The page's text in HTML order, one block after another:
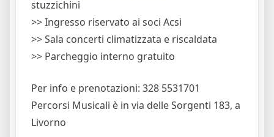
stuzzichini
>> Ingresso riservato ai soci Acsi
>> Sala concerti climatizzata e riscaldata
>> Parcheggio interno gratuito
Per info e prenotazioni: 328 5531701
Percorsi Musicali è in via delle Sorgenti 183, a
Livorno